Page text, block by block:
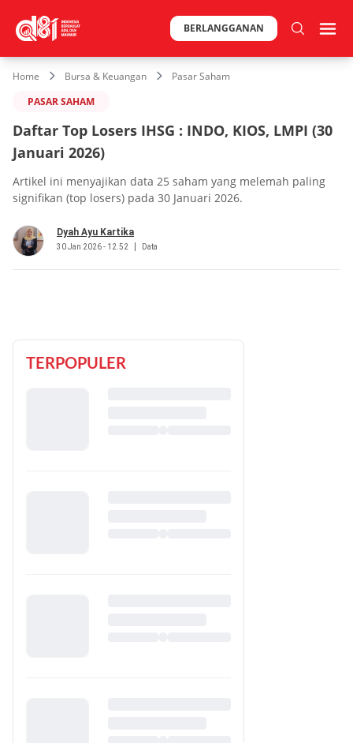
BERLANGGANAN
Home Bursa & Keuangan
Pasar Saham
PASAR SAHAM
Daftar Top Losers IHSG : INDO, KIOS, LMPI (30
Januari 2026)
Artikel ini menyajikan data 25 saham yang melemah paling
signifikan (top losers) pada 30 Januari 2026.
Dyah Ayu Kartika
30 Jan 2026 - 12.52 Data
TERPOPULER